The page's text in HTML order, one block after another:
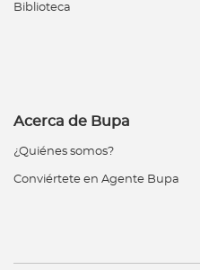
Biblioteca
Acerca de Bupa
¿Quiénes somos?
Conviértete en Agente Bupa